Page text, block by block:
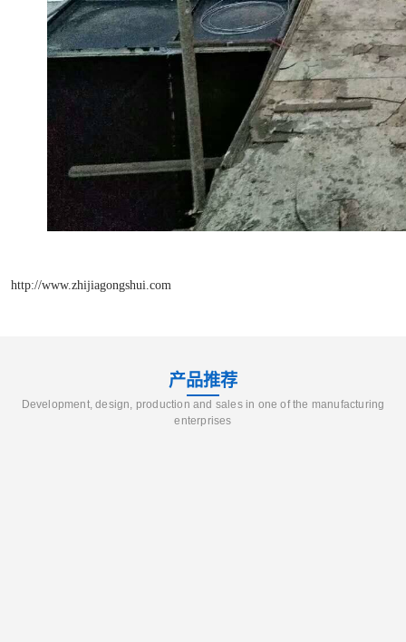
http://www.zhijiagongshui.com
产品推荐
Development, design, production and sales in one of the manufacturing
enterprises